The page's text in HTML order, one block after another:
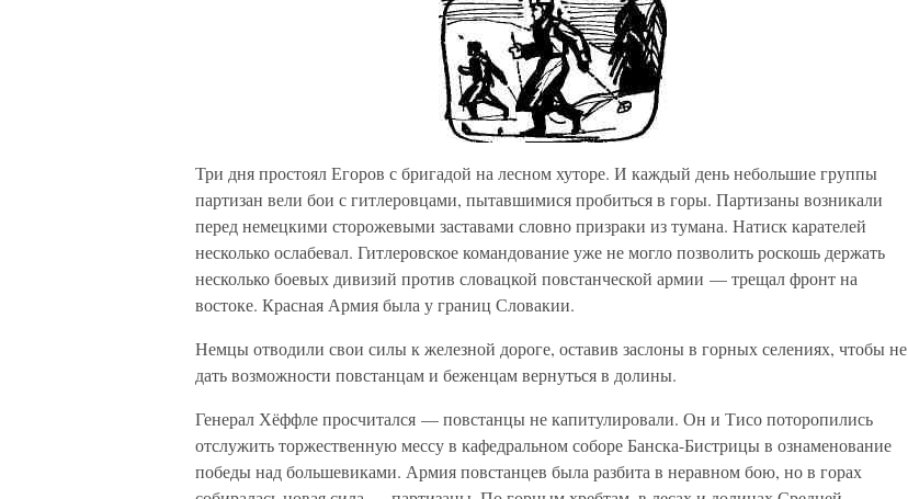
Три дня простоял Егоров с бригадой на лесном хуторе. И каждый день небольшие группы
партизан вели бои с гитлеровцами, пытавшимися пробиться в горы. Партизаны возникали
перед немецкими сторожевыми заставами словно призраки из тумана. Натиск карателей
несколько ослабевал. Гитлеровское командование уже не могло позволить роскошь держать
несколько боевых дивизий против словацкой повстанческой армии — трещал фронт на
востоке. Красная Армия была у границ Словакии.
Немцы отводили свои силы к железной дороге, оставив заслоны в горных селениях, чтобы не
дать возможности повстанцам и беженцам вернуться в долины.
Генерал Хёффле просчитался — повстанцы не капитулировали. Он и Тисо поторопились
отслужить торжественную мессу в кафедральном соборе Банска-Бистрицы в ознаменование
победы над большевиками. Армия повстанцев была разбита в неравном бою, но в горах